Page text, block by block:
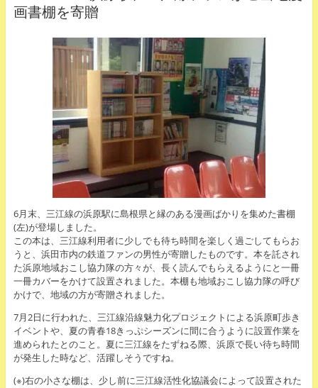
画書棚を寄贈
6月末、三江線の浜原駅に島根県と縁のある漫画ばかりを集めた書棚
(左)が登場しました。
この本は、三江線利用者に少しでも待ち時間を楽しく過ごしてもらお
うと、浜田市内の鉄道ファンの男性が寄贈したものです。本を託され
た浜原地域おこし協力隊の方々が、長く読んでもらえるようにと一冊
一冊カバーをかけて設置されました。本棚も地域おこし協力隊の呼び
かけで、地域の方が寄贈されました。
7月2日に行われた、三江線沿線魅力化プロジェクトによる浜原町歩き
イベントや、夏の青春18きっぷシーズンに間に合うように設置作業を
進められたとのこと。夏に三江線をたずねる際、浜原で長い待ち時間
が発生した時など、活躍しそうですね。
(※)右の小さな棚は、少し前に三江線活性化協議会によって設置された